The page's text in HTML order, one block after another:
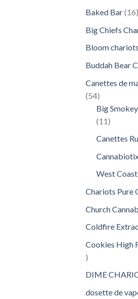
Baked Bar 16
Big Chiefs
Bloom chariots
Buddah Bear
Canettes de
5454
produits
Big
11 11
Canettes
West
Chariots Pure
Church
Coldfire
Cookies High
9
DIME
dosette de